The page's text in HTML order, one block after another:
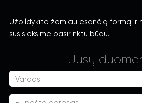
Užpildykite žemiau esančią formą ir
susisieksime pasirinktu būdu.
Jūsų